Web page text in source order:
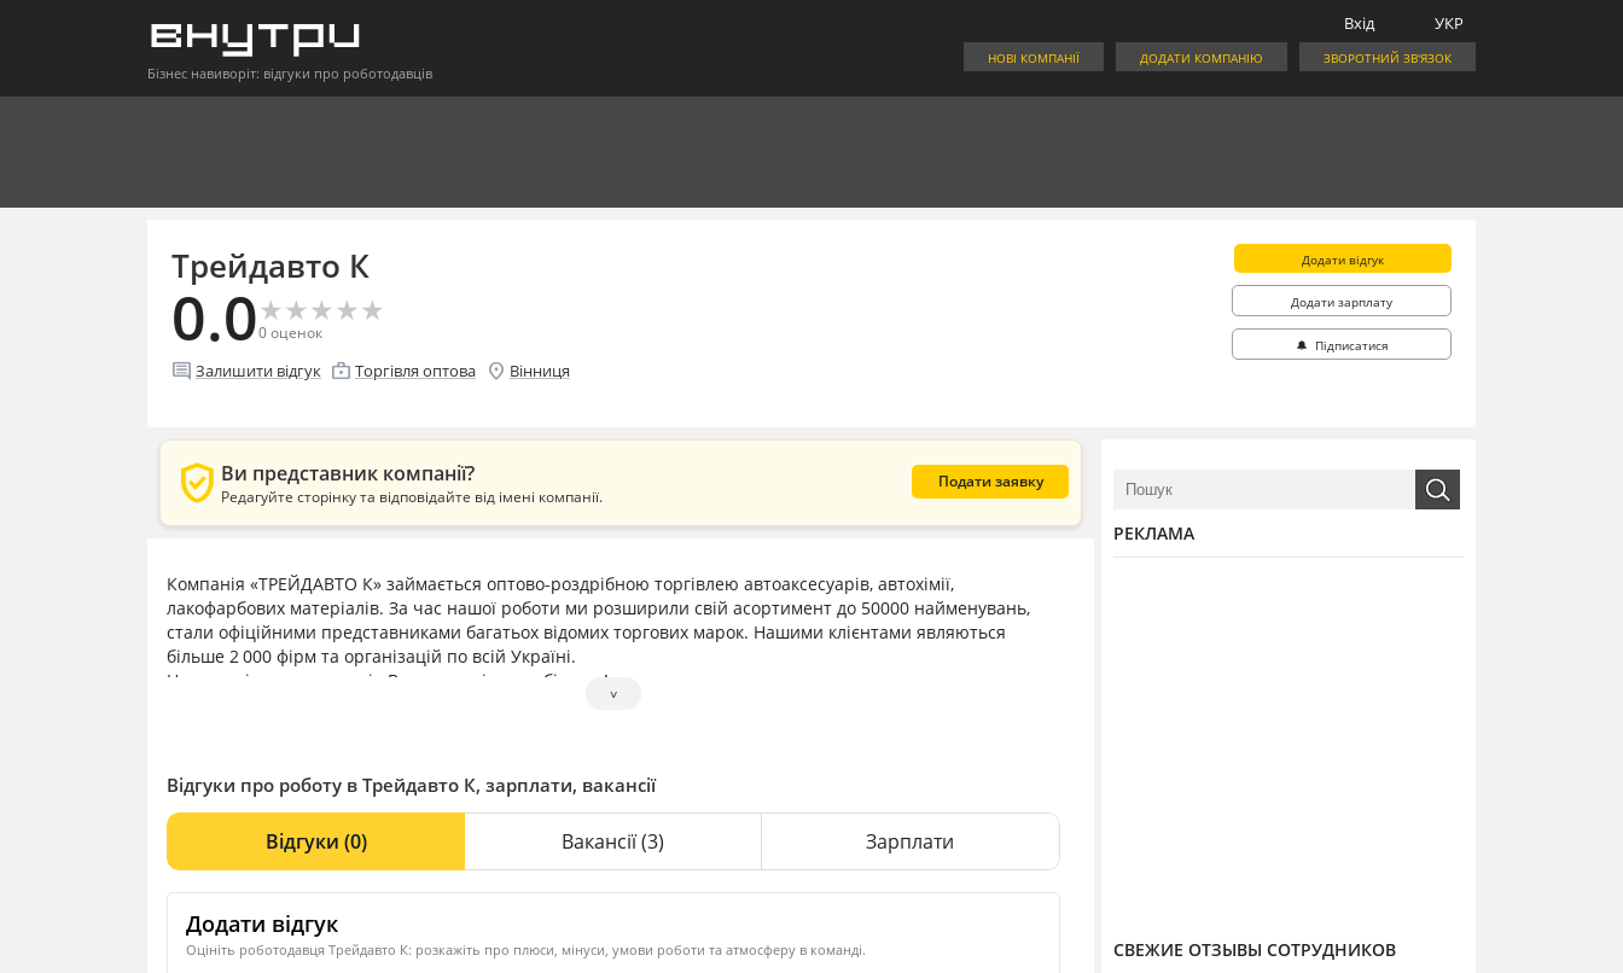
Бізнес навиворіт: відгуки про роботодавців
УКР
Вхід
ЗВОРОТНИЙ ЗВ'ЯЗОК
ДОДАТИ КОМПАНІЮ
НОВІ КОМПАНІЇ
Трейдавто К
0.0★
★★
★★
★★
★★
★
0оценок
comment Залишити відгук enterprise Торгівля оптова location_on Вінниця
Додати відгук
Додати зарплату
🔔 Підписатися
verified_user Ви представник компанії?
Редагуйте сторінку та відповідайте від імені компанії.
Подати заявку
Компанія «ТРЕЙДАВТО К» займається оптово-роздрібною торгівлею автоаксесуарів, автохімії,
лакофарбових матеріалів. За час нашої роботи ми розширили свій асортимент до 50000 найменувань,
стали офіційними представниками багатьох відомих торгових марок. Нашими клієнтами являються
більше 2 000 фірм та організацій по всій Україні.
Наш досвід — це гарантія Вашого успішного бізнесу!
˅
Відгуки про роботу в Трейдавто К, зарплати, вакансії
Відгуки (0) Вакансії(3) Зарплати
Додати відгук
Оцініть роботодавця Трейдавто К: розкажіть про плюси, мінуси, умови роботи та атмосферу в команді.
РЕКЛАМА
СВЕЖИЕ ОТЗЫВЫ СОТРУДНИКОВ